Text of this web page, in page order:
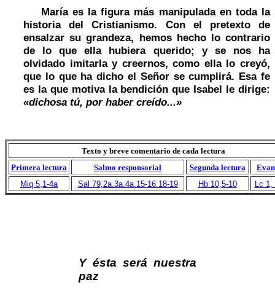
María es la figura más manipulada en toda la
historia del Cristianismo. Con el pretexto de
ensalzar su grandeza, hemos hecho lo contrario
de lo que ella hubiera querido; y se nos ha
olvidado imitarla y creernos, como ella lo creyó,
que lo que ha dicho el Señor se cumplirá. Esa fe
es la que motiva la bendición que Isabel le dirige:
«dichosa tú, por haber creído...»
Texto y breve comentario de cada lectura
Primera lectura
Salmo responsorial Segunda lectura
Miq 5,1-4a
Sal 79,2a.3a.4a.15-16.18-19 Hb 10,5-10 Lc 1,
Y ésta será nuestra
paz